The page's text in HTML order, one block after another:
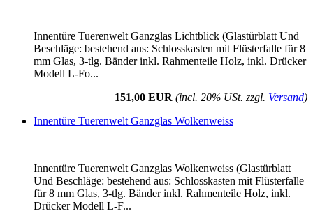
Innentüre Tuerenwelt Ganzglas Lichtblick (Glastürblatt Und
Beschläge: bestehend aus: Schlosskasten mit Flüsterfalle für 8
mm Glas, 3-tlg. Bänder inkl. Rahmenteile Holz, inkl. Drücker
Modell L-Fo...
151,00 EUR (incl. 20% USt. zzgl. Versand)
Innentüre Tuerenwelt Ganzglas Wolkenweiss
Innentüre Tuerenwelt Ganzglas Wolkenweiss (Glastürblatt
Und Beschläge: bestehend aus: Schlosskasten mit Flüsterfalle
für 8 mm Glas, 3-tlg. Bänder inkl. Rahmenteile Holz, inkl.
Drücker Modell L-F...